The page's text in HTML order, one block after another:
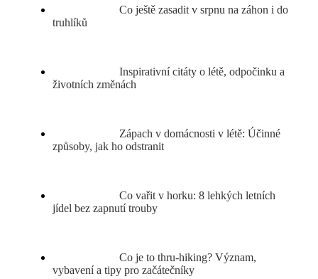
Co ještě zasadit v srpnu na záhon i do
truhlíků
Inspirativní citáty o létě, odpočinku a
životních změnách
Zápach v domácnosti v létě: Účinné
způsoby, jak ho odstranit
Co vařit v horku: 8 lehkých letních
jídel bez zapnutí trouby
Co je to thru-hiking? Význam,
vybavení a tipy pro začátečníky